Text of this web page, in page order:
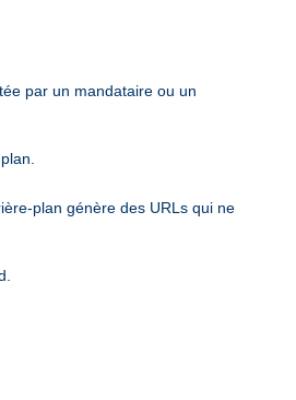
par un mandataire ou un
plan génère des URLs qui ne